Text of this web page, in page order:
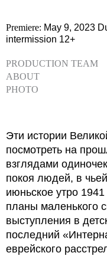
Premiere: May 9, 2023
intermission 12+
PRODUCTION TEAM
ABOUT
PHOTO
Эти истории
посмотреть на
взглядами
покоя людей, в
июньское утро
планы маленького
выступления в
последний
еврейского